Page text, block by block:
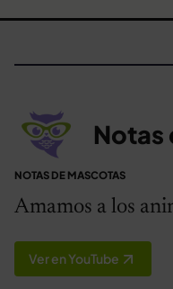
Notas
NOTAS DE MASCOTAS
Amamos a los
Ver en YouTube